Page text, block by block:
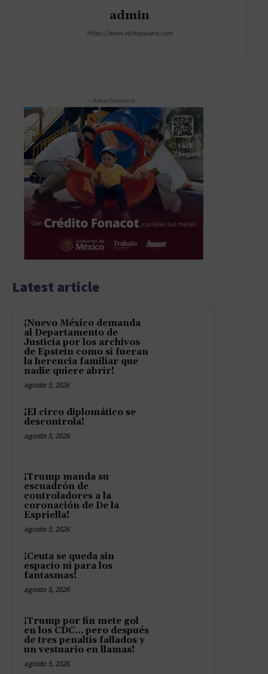
admin
https://www.elchapucero.com
- Advertisement -
Latest article
¡Nuevo México demanda
al Departamento de
Justicia por los archivos
de Epstein como si fueran
la herencia familiar que
nadie quiere abrir!
agosto 5, 2026
¡El circo diplomático se
descontrola!
agosto 5, 2026
¡Trump manda su
escuadrón de
controladores a la
coronación de De la
Espriella!
agosto 5, 2026
¡Ceuta se queda sin
espacio ni para los
fantasmas!
agosto 5, 2026
¡Trump por fin mete gol
en los CDC… pero después
de tres penaltis fallados y
un vestuario en llamas!
agosto 5, 2026